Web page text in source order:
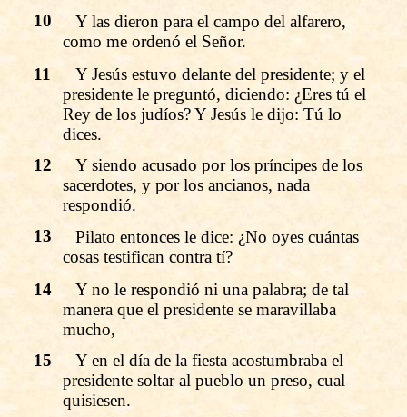
10
Y las dieron para el campo del alfarero,
como me ordenó el Señor.
11
Y Jesús estuvo delante del presidente; y el
presidente le preguntó, diciendo: ¿Eres tú el
Rey de los judíos? Y Jesús le dijo: Tú lo
dices.
12
Y siendo acusado por los príncipes de los
sacerdotes, y por los ancianos, nada
respondió.
13
Pilato entonces le dice: ¿No oyes cuántas
cosas testifican contra tí?
14
Y no le respondió ni una palabra; de tal
manera que el presidente se maravillaba
mucho,
15
Y en el día de la fiesta acostumbraba el
presidente soltar al pueblo un preso, cual
quisiesen.